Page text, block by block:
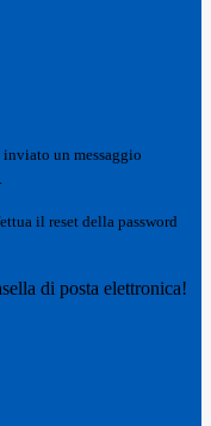
inviato un messaggio
il reset della password
di posta elettronica!